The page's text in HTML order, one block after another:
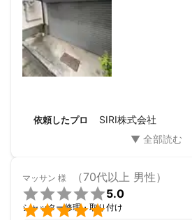
依頼したプロ SIRI株式会社
マッサン 様 （70代以上 男性）


5.0
シャッター修理・取り付け